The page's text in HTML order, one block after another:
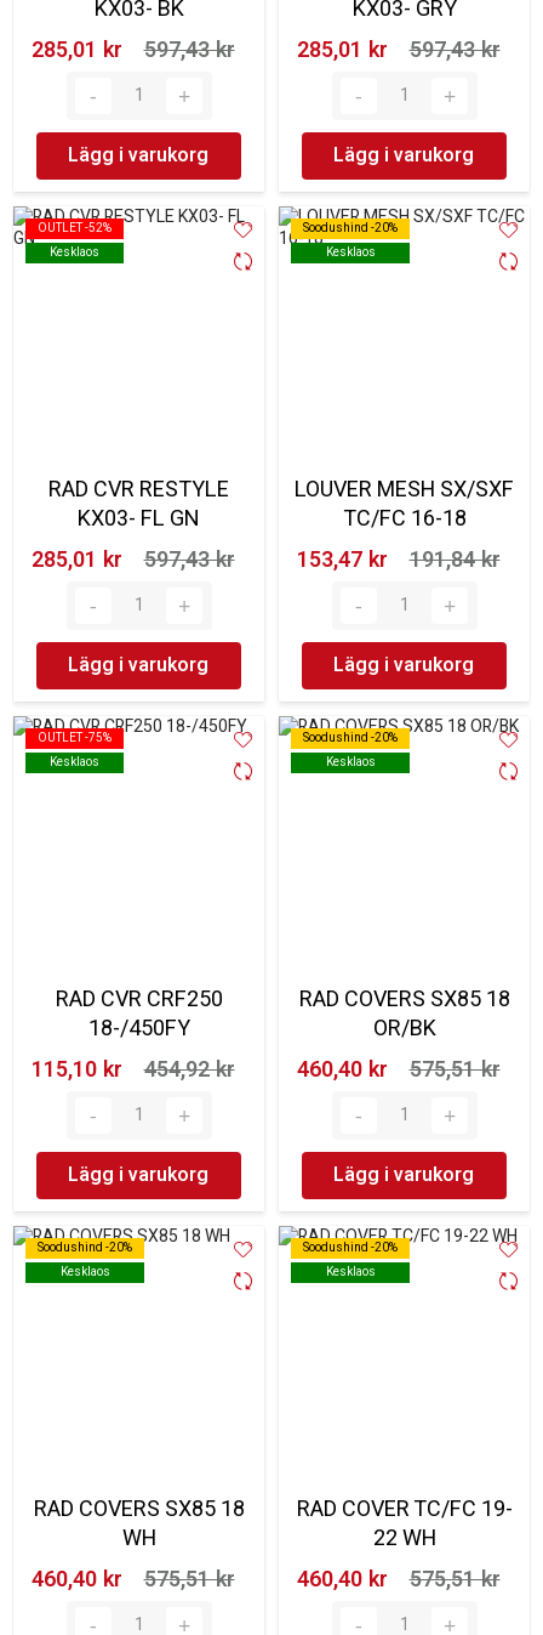
KX03- BK
285,01 kr‎
597,43 kr‎
Lägg i varukorg
KX03- GRY
285,01 kr‎
597,43 kr‎
Lägg i varukorg
OUTLET -52%
Kesklaos
OUTLET -52%
Kesklaos
RAD CVR RESTYLE
KX03- FL GN
285,01 kr‎
597,43 kr‎
Lägg i varukorg
Soodushind -20%
Kesklaos
Soodushind -20%
Kesklaos
LOUVER MESH SX/SXF
TC/FC 16-18
153,47 kr‎
191,84 kr‎
Lägg i varukorg
OUTLET -75%
Kesklaos
OUTLET -75%
Kesklaos
RAD CVR CRF250
18-/450FY
115,10 kr‎
454,92 kr‎
Lägg i varukorg
Soodushind -20%
Kesklaos
Soodushind -20%
Kesklaos
RAD COVERS SX85 18
OR/BK
460,40 kr‎
575,51 kr‎
Lägg i varukorg
Soodushind -20%
Kesklaos
Soodushind -20%
Kesklaos
RAD COVERS SX85 18
WH
460,40 kr‎
575,51 kr‎
Soodushind -20%
Kesklaos
Soodushind -20%
Kesklaos
RAD COVER TC/FC 19-
22 WH
460,40 kr‎
575,51 kr‎